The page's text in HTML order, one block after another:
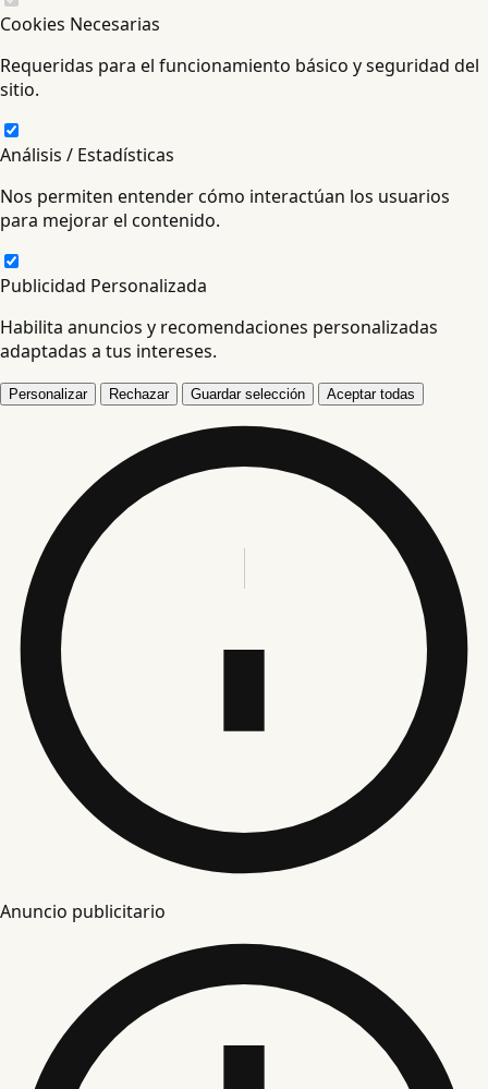
Cookies Necesarias
Requeridas para el funcionamiento básico y seguridad del
sitio.
Análisis / Estadísticas
Nos permiten entender cómo interactúan los usuarios
para mejorar el contenido.
Publicidad Personalizada
Habilita anuncios y recomendaciones personalizadas
adaptadas a tus intereses.
Personalizar Rechazar Guardar selección Aceptar todas
Anuncio publicitario